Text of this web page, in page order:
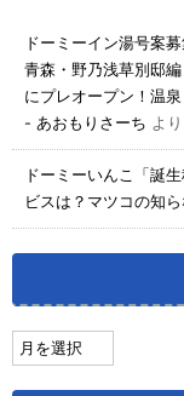
ドーミーイン湯号案
青森・野乃浅草別邸編
にプレオープン！温
- あおもりさーち より
ドーミーいんこ「誕
ビスは？マツコの知